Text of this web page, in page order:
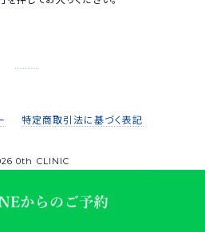
特定商取引法に基づく表記
0th CLINIC